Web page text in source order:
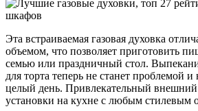
Эта встраиваемая газовая духовка
объемом, что позволяет приготовить
семью или праздничный стол.
для торта теперь не станет проблемой и
целый день. Привлекательный внешний
установки на кухне с любым стилевым